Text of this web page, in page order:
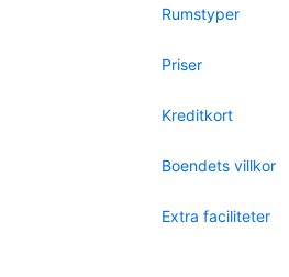
Rumstyper
Priser
Kreditkort
Boendets villkor
Extra faciliteter